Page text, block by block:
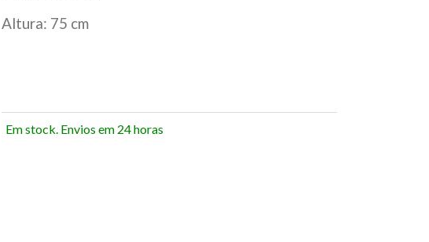
Altura: 75 cm
Em stock. Envios em 24 horas